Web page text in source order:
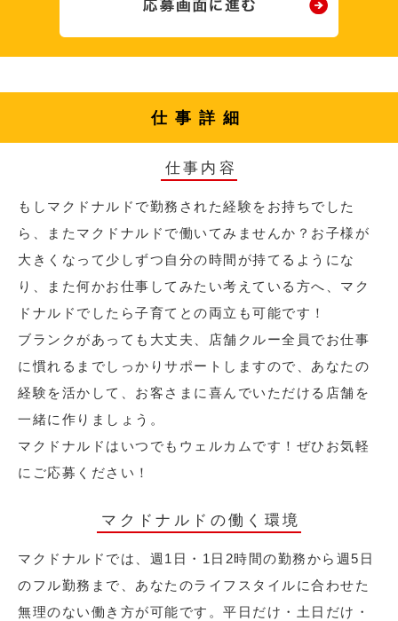
仕事詳細
仕事内容
もしマクドナルドで勤務された経験をお持ちでした
ら、またマクドナルドで働いてみませんか？お子様が
大きくなって少しずつ自分の時間が持てるようにな
り、また何かお仕事してみたい考えている方へ、マク
ドナルドでしたら子育てとの両立も可能です！
ブランクがあっても大丈夫、店舗クルー全員でお仕事
に慣れるまでしっかりサポートしますので、あなたの
経験を活かして、お客さまに喜んでいただける店舗を
一緒に作りましょう。
マクドナルドはいつでもウェルカムです！ぜひお気軽
にご応募ください！
マクドナルドの働く環境
マクドナルドでは、週1日・1日2時間の勤務から週5日
のフル勤務まで、あなたのライフスタイルに合わせた
無理のない働き方が可能です。平日だけ・土日だけ・